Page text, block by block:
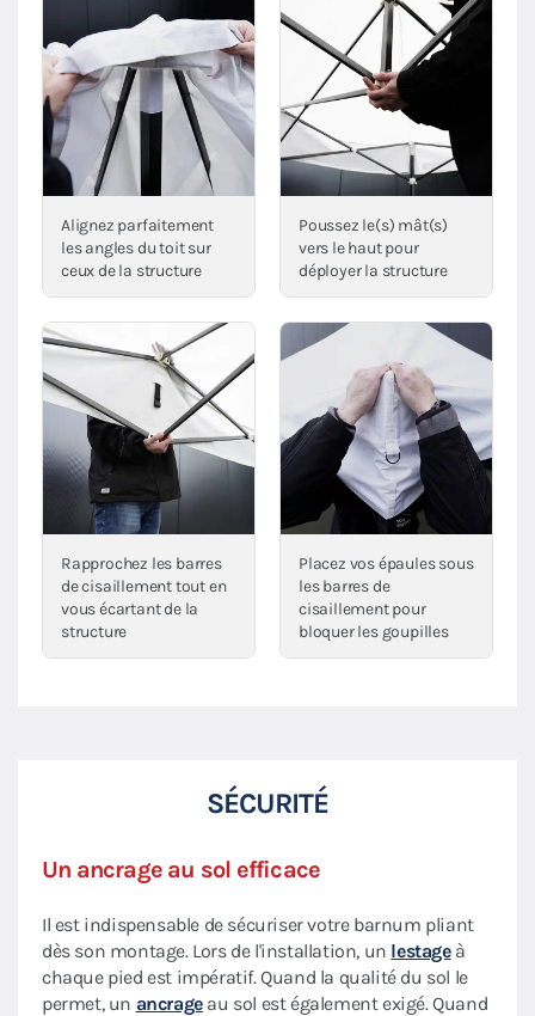
Alignez parfaitement
les angles du toit sur
ceux de la structure
Poussez le(s) mât(s)
vers le haut pour
déployer la structure
Rapprochez les barres
de cisaillement tout en
vous écartant de la
structure
Placez vos épaules sous
les barres de
cisaillement pour
bloquer les goupilles
SÉCURITÉ
Un ancrage au sol efficace
Il est indispensable de sécuriser votre barnum pliant
dès son montage. Lors de l'installation, un lestageà
chaque pied est impératif. Quand la qualité du sol le
permet, un ancrageau sol est également exigé. Quand